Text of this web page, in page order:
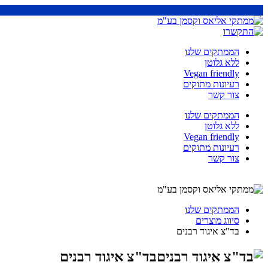
הממתקים שלנו
ללא גלוטן
Vegan friendly
רעיונות מתוקים
צור קשר
הממתקים שלנו
ללא גלוטן
Vegan friendly
רעיונות מתוקים
צור קשר
הממתקים שלנו
סיווג מוצרים
בד"צ איגוד רבנים
בד"צ איגוד רבנים